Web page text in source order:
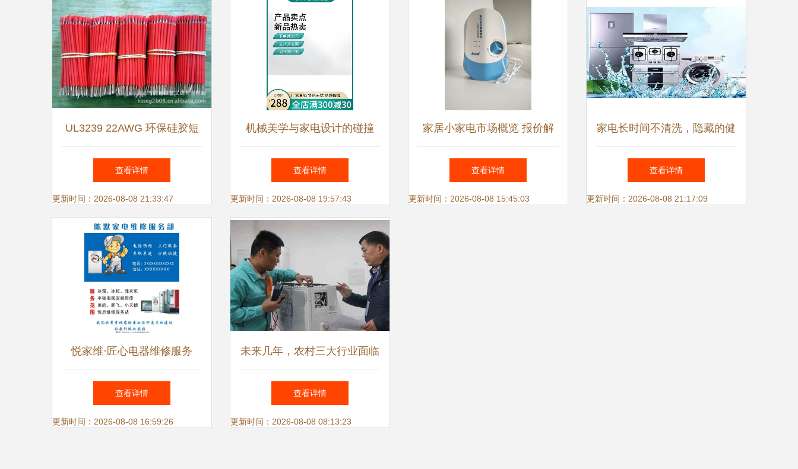
UL3239 22AWG 环保硅胶短
线 家电电器连接的可靠选择
查看详情
更新时间：2026-08-08 21:33:47
机械美学与家电设计的碰撞
在线机械海报背景模板的创意
应用
查看详情
更新时间：2026-08-08 19:57:43
家居小家电市场概览 报价解
析与厂家推荐
查看详情
更新时间：2026-08-08 15:45:03
家电长时间不清洗，隐藏的健
康与安全隐患你不可不知
查看详情
更新时间：2026-08-08 21:17:09
悦家维·匠心电器维修服务
查看详情
更新时间：2026-08-08 16:59:26
未来几年，农村三大行业面临
淘汰？农民朋友需提前了解，
家电升级成关键
查看详情
更新时间：2026-08-08 08:13:23